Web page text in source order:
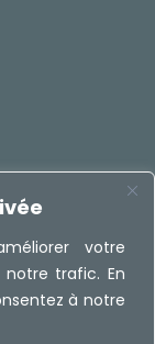
votre
trafic. En
à notre